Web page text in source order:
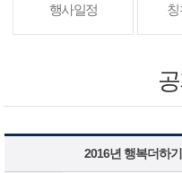
행사일정
2016년 행복더하